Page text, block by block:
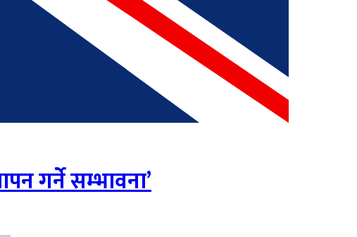
गर्ने सम्भावना’